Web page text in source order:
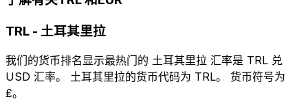
TRL - 土耳其里拉
我们的货币排名显示最热门的 土耳其里拉 汇率是 TRL 兑
USD 汇率。 土耳其里拉的货币代码为 TRL。 货币符号为
₤。